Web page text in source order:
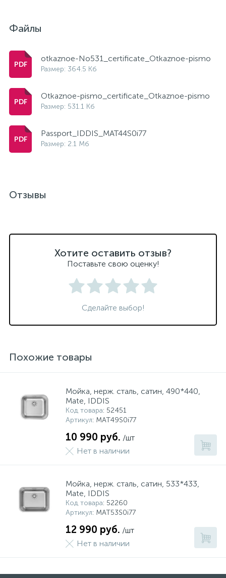
Файлы
otkaznoe-No531_certificate_Otkaznoe-pismo
Размер: 364.5 Кб
Otkaznoe-pismo_certificate_Otkaznoe-pismo
Размер: 531.1 Кб
Passport_IDDIS_MAT44S0i77
Размер: 2.1 Мб
Отзывы
Хотите оставить отзыв?
Поставьте свою оценку!
Сделайте выбор!
Похожие товары
Мойка, нерж. сталь, сатин, 490*440,
Mate, IDDIS
Код товара: 52451
Артикул: MAT49S0i77
10 990 руб. /шт
Нет в наличии
Мойка, нерж. сталь, сатин, 533*433,
Mate, IDDIS
Код товара: 52260
Артикул: MAT53S0i77
12 990 руб. /шт
Нет в наличии